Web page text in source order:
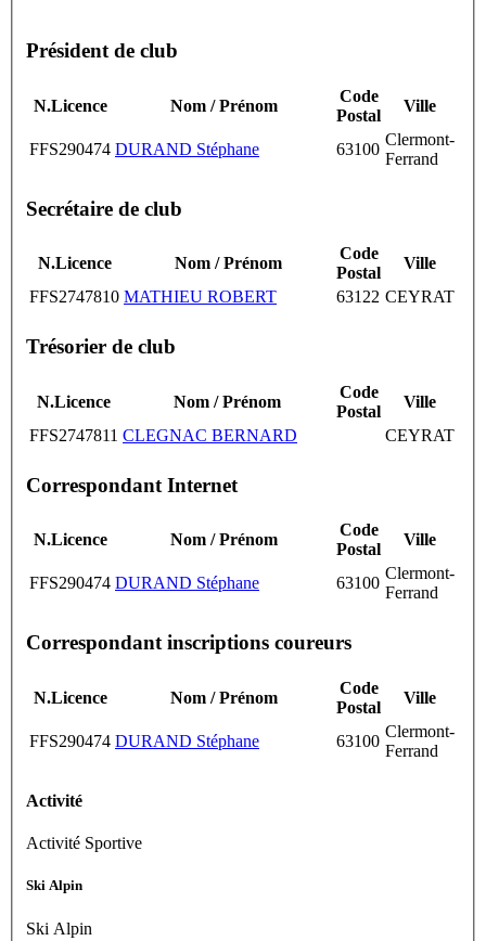
Président de club
N.Licence Nom / Prénom
Code
Postal
Ville
FFS290474 DURAND Stéphane 63100
Clermont-
Ferrand
Secrétaire de club
N.Licence Nom / Prénom
Code
Postal
Ville
FFS2747810 MATHIEU ROBERT 63122 CEYRAT
Trésorier de club
N.Licence Nom / Prénom
Code
Postal
Ville
FFS2747811 CLEGNAC BERNARD CEYRAT
Correspondant Internet
N.Licence Nom / Prénom
Code
Postal
Ville
FFS290474 DURAND Stéphane 63100
Clermont-
Ferrand
Correspondant inscriptions coureurs
N.Licence Nom / Prénom
Code
Postal
Ville
FFS290474 DURAND Stéphane 63100
Clermont-
Ferrand
Activité
Activité Sportive
Ski Alpin
Ski Alpin